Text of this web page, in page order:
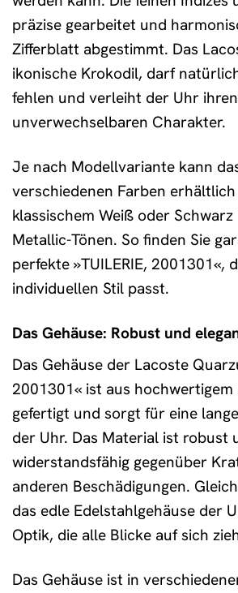
präzise gearbeitet und
Zifferblatt abgestimmt. Das
ikonische Krokodil, darf
fehlen und verleiht der Uhr ihren
unverwechselbaren Charakter.
Je nach Modellvariante kann
verschiedenen Farben
klassischem Weiß oder
Metallic-Tönen. So finden Sie
perfekte »TUILERIE, 2001301«,
individuellen Stil passt.
Das Gehäuse: Robust und
Das Gehäuse der Lacoste
2001301« ist aus hochwertigem
gefertigt und sorgt für eine
der Uhr. Das Material ist robust
widerstandsfähig gegenüber
anderen Beschädigungen.
das edle Edelstahlgehäuse der
Optik, die alle Blicke auf sich
Das Gehäuse ist in